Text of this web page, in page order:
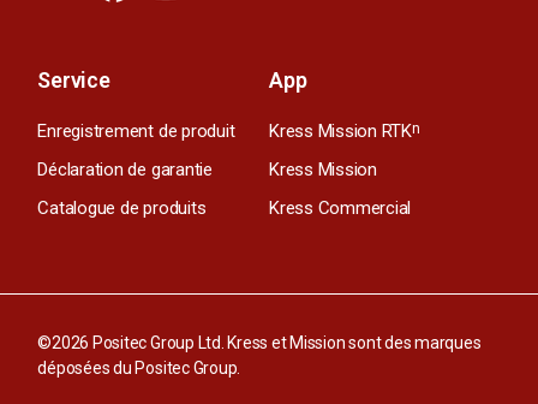
Service
Enregistrement de produit
Déclaration de garantie
Catalogue de produits
App
Kress Mission RTKn
Kress Mission
Kress Commercial
©2026 Positec Group Ltd. Kress et Mission sont des marques
déposées du Positec Group.